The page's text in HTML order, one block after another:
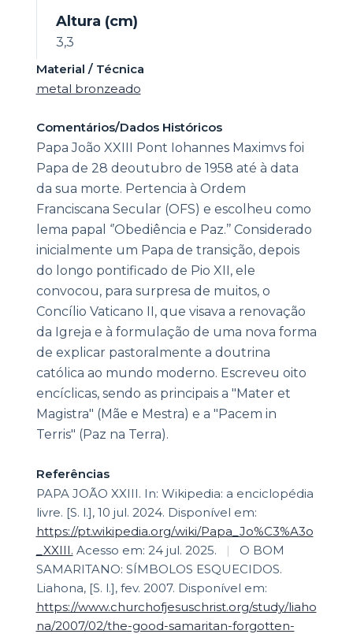
Altura (cm)
3,3
Material / Técnica
metal bronzeado
Comentários/Dados Históricos
Papa João XXIII Pont Iohannes Maximvs foi
Papa de 28 deoutubro de 1958 até à data
da sua morte. Pertencia à Ordem
Franciscana Secular (OFS) e escolheu como
lema papal ‘’Obediência e Paz.’’ Considerado
inicialmente um Papa de transição, depois
do longo pontificado de Pio XII, ele
convocou, para surpresa de muitos, o
Concílio Vaticano II, que visava a renovação
da Igreja e à formulação de uma nova forma
de explicar pastoralmente a doutrina
católica ao mundo moderno. Escreveu oito
encíclicas, sendo as principais a "Mater et
Magistra" (Mãe e Mestra) e a "Pacem in
Terris" (Paz na Terra).
Referências
PAPA JOÃO XXIII. In: Wikipedia: a enciclopédia
livre. [S. l.], 10 jul. 2024. Disponível em:
https://pt.wikipedia.org/wiki/Papa_Jo%C3%A3o
_XXIII. Acesso em: 24 jul. 2025. |
O BOM
SAMARITANO: SÍMBOLOS ESQUECIDOS.
Liahona, [S. l.], fev. 2007. Disponível em:
https://www.churchofjesuschrist.org/study/liaho
na/2007/02/the-good-samaritan-forgotten-